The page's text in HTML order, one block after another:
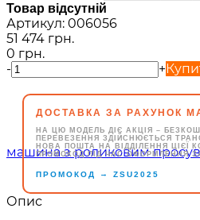
Товар відсутній
Артикул: 006056
51 474 грн.
0 грн.
-
+
ДОСТАВКА ЗА РАХУНОК
НА ЦЮ МОДЕЛЬ ДІЄ АКЦІЯ –
ПЕРЕВЕЗЕННЯ ЗДІЙСНЮЄТЬСЯ
НОВА ПОШТА НА ВІДДІЛЕННЯ ЦІЄЇ
ПРОМОКОД ПІД ЧАС ОФОРМЛЕННЯ
ПРОМОКОД → ZSU2025
Опис